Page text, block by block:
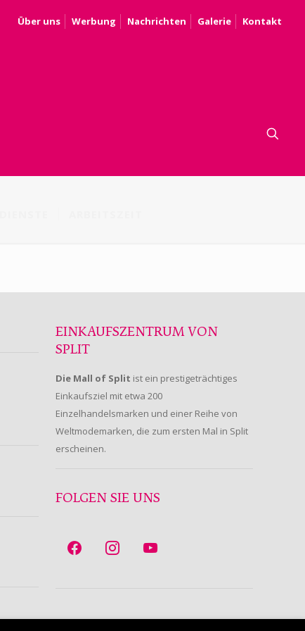
Über uns Werbung Nachrichten Galerie Kontakt
EINKAUFSZENTRUM VON
SPLIT
Die Mall of Split ist ein prestigeträchtiges
Einkaufsziel mit etwa 200
Einzelhandelsmarken und einer Reihe von
Weltmodemarken, die zum ersten Mal in Split
erscheinen.
FOLGEN SIE UNS